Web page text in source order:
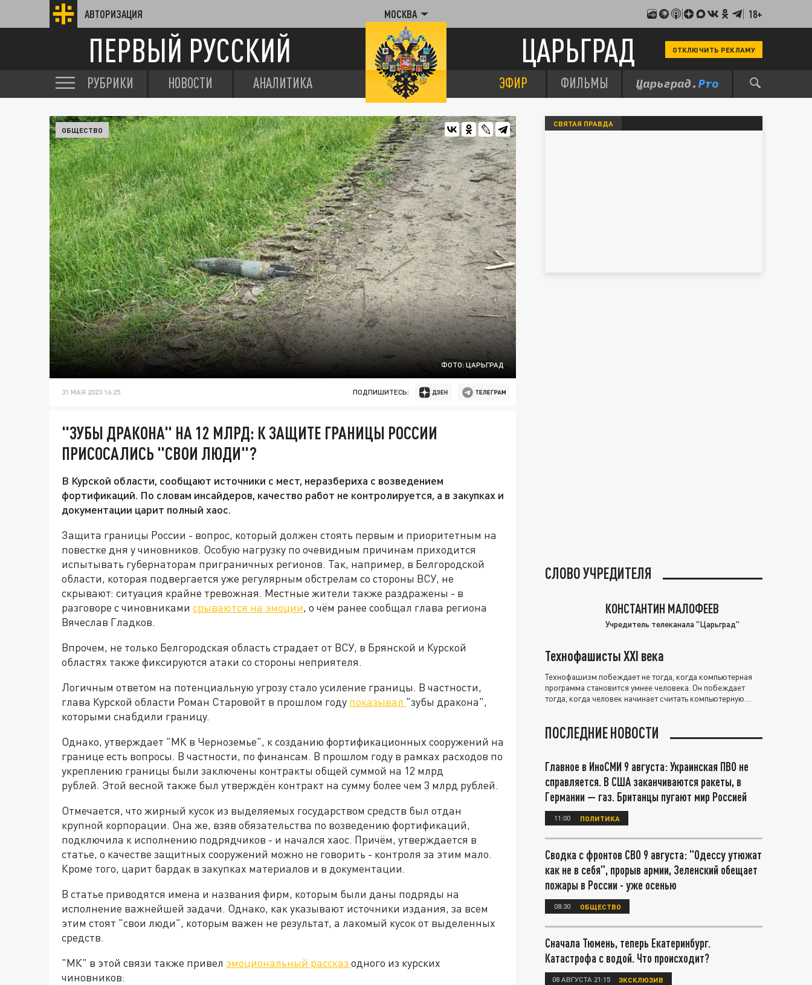
АВТОРИЗАЦИЯ МОСКВА 18+
ПЕРВЫЙ РУССКИЙ ЦАРЬГРАД ОТКЛЮЧИТЬ РЕКЛАМУ
РУБРИКИ НОВОСТИ АНАЛИТИКА ЭФИР ФИЛЬМЫ
ФОТО: ЦАРЬГРАД
ОБЩЕСТВО
31 МАЯ 2023 16:25 ПОДПИШИТЕСЬ:
"ЗУБЫ ДРАКОНА" НА 12 МЛРД: К ЗАЩИТЕ ГРАНИЦЫ РОССИИ
ПРИСОСАЛИСЬ "СВОИ ЛЮДИ"?
В Курской области, сообщают источники с мест, неразбериха с возведением
фортификаций. По словам инсайдеров, качество работ не контролируется, а в закупках и
документации царит полный хаос.
Защита границы России - вопрос, который должен стоять первым и приоритетным на
повестке дня у чиновников. Особую нагрузку по очевидным причинам приходится
испытывать губернаторам приграничных регионов. Так, например, в Белгородской
области, которая подвергается уже регулярным обстрелам со стороны ВСУ, не
скрывают: ситуация крайне тревожная. Местные жители также раздражены - в
разговоре с чиновниками срываются на эмоции, о чём ранее сообщал глава региона
Вячеслав Гладков.
Впрочем, не только Белгородская область страдает от ВСУ, в Брянской и Курской
областях также фиксируются атаки со стороны неприятеля.
Логичным ответом на потенциальную угрозу стало усиление границы. В частности,
глава Курской области Роман Старовойт в прошлом году показывал "зубы дракона",
которыми снабдили границу.
Однако, утверждает "МК в Черноземье", к созданию фортификационных сооружений на
границе есть вопросы. В частности, по финансам. В прошлом году в рамках расходов по
укреплению границы были заключены контракты общей суммой на 12 млрд
рублей. Этой весной также был утверждён контракт на сумму более чем 3 млрд рублей.
Отмечается, что жирный кусок из выделяемых государством средств был отдан
крупной корпорации. Она же, взяв обязательства по возведению фортификаций,
подключила к исполнению подрядчиков - и начался хаос. Причём, утверждается в
статье, о качестве защитных сооружений можно не говорить - контроля за этим мало.
Кроме того, царит бардак в закупках материалов и в документации.
В статье приводятся имена и названия фирм, которым были даны подряды на
исполнение важнейшей задачи. Однако, как указывают источники издания, за всем
этим стоят "свои люди", которым важен не результат, а лакомый кусок от выделенных
средств.
"МК" в этой связи также привел эмоциональный рассказ одного из курских
чиновников:
СВЯТАЯ ПРАВДА
СЛОВО УЧРЕДИТЕЛЯ
КОНСТАНТИН МАЛОФЕЕВ
Учредитель телеканала "Царьград"
Технофашисты XXI века
Технофашизм побеждает не тогда, когда компьютерная
программа становится умнее человека. Он побеждает
тогда, когда человек начинает считать компьютерную
ПОСЛЕДНИЕ НОВОСТИ
Главное в ИноСМИ 9 августа: Украинская ПВО не
справляется. В США заканчиваются ракеты, в
Германии — газ. Британцы пугают мир Россией
11:00 ПОЛИТИКА
Сводка с фронтов СВО 9 августа: "Одессу утюжат
как не в себя", прорыв армии, Зеленский обещает
пожары в России - уже осенью
08:30 ОБЩЕСТВО
Сначала Тюмень, теперь Екатеринбург.
Катастрофа с водой. Что происходит?
08 АВГУСТА 21:15 ЭКСКЛЮЗИВ